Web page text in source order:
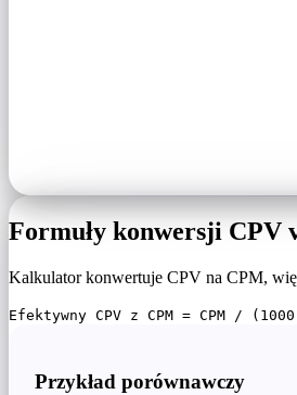
Formuły konwersji CPV
Kalkulator konwertuje CPV na CPM,
Efektywny CPV z CPM = CPM /
Przykład porównawczy